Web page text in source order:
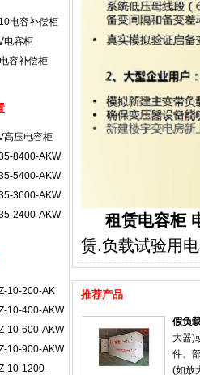
电容补偿柜
电容柜
容补偿柜
高压电容柜
8400-AKW
5400-AKW
3600-AKW
2400-AKW
10-200-AK
10-400-AKW
10-600-AKW
10-900-AKW
10-1200-
租赁电容柜
赁.负载试验用
推荐产品
假负
大器)
件、
(如放